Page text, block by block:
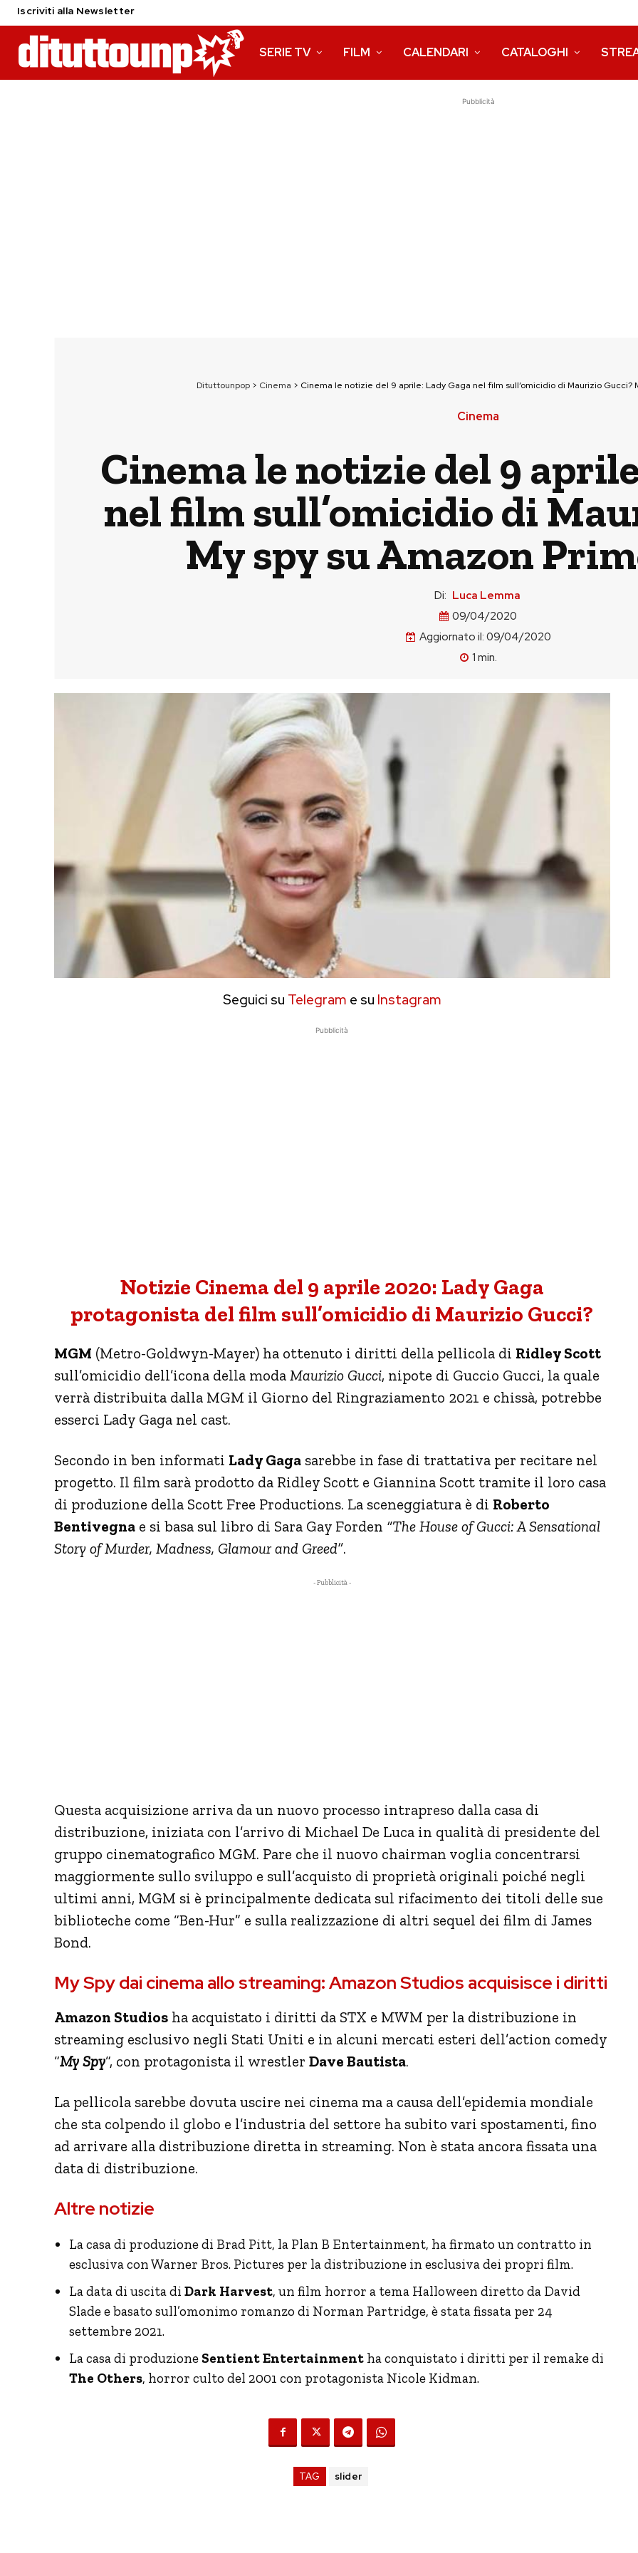
Iscriviti alla Newsletter
SERIE TV FILM CALENDARI CATALOGHI
Pubblicità
Dituttounpop> Cinema > Cinema le notizie del 9 aprile: Lady Gaga nel film sull’omicidio di Maurizio Gucci?
Cinema
Cinema le notizie del 9
nel film sull’omicidio di
My spy su Amazon
Di: Luca Lemma
09/04/2020
Aggiornato il: 09/04/2020
1 min.
Seguici su Telegram e su Instagram
Pubblicità
Notizie Cinema del 9 aprile 2020: Lady Gaga
protagonista del film sull’omicidio di Maurizio Gucci?
MGM (Metro-Goldwyn-Mayer) ha ottenuto i diritti della pellicola di Ridley Scott
sull’omicidio dell’icona della moda Maurizio Gucci, nipote di Guccio Gucci, la quale
verrà distribuita dalla MGM il Giorno del Ringraziamento 2021 e chissà, potrebbe
esserci Lady Gaga nel cast.
Secondo in ben informati Lady Gaga sarebbe in fase di trattativa per recitare nel
progetto. Il film sarà prodotto da Ridley Scott e Giannina Scott tramite il loro casa
di produzione della Scott Free Productions. La sceneggiatura è di Roberto
Bentivegna e si basa sul libro di Sara Gay Forden “The House of Gucci: A Sensational
Story of Murder, Madness, Glamour and Greed”.
- Pubblicità -
Questa acquisizione arriva da un nuovo processo intrapreso dalla casa di
distribuzione, iniziata con l’arrivo di Michael De Luca in qualità di presidente del
gruppo cinematografico MGM. Pare che il nuovo chairman voglia concentrarsi
maggiormente sullo sviluppo e sull’acquisto di proprietà originali poiché negli
ultimi anni, MGM si è principalmente dedicata sul rifacimento dei titoli delle sue
biblioteche come “Ben-Hur” e sulla realizzazione di altri sequel dei film di James
Bond.
My Spy dai cinema allo streaming: Amazon Studios acquisisce i diritti
Amazon Studios ha acquistato i diritti da STX e MWM per la distribuzione in
streaming esclusivo negli Stati Uniti e in alcuni mercati esteri dell’action comedy
“My Spy“, con protagonista il wrestler Dave Bautista.
La pellicola sarebbe dovuta uscire nei cinema ma a causa dell’epidemia mondiale
che sta colpendo il globo e l’industria del settore ha subito vari spostamenti, fino
ad arrivare alla distribuzione diretta in streaming. Non è stata ancora fissata una
data di distribuzione.
Altre notizie
La casa di produzione di Brad Pitt, la Plan B Entertainment, ha firmato un contratto in
esclusiva con Warner Bros. Pictures per la distribuzione in esclusiva dei propri film.
La data di uscita di Dark Harvest, un film horror a tema Halloween diretto da David
Slade e basato sull’omonimo romanzo di Norman Partridge, è stata fissata per 24
settembre 2021.
La casa di produzione Sentient Entertainment ha conquistato i diritti per il remake di
The Others, horror culto del 2001 con protagonista Nicole Kidman.
TAG slider